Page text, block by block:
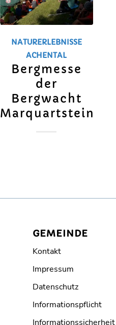
NATURERLEBNISSE
ACHENTAL
Bergmesse
der
Bergwacht
Marquartstein
GEMEINDE
Kontakt
Impressum
Datenschutz
Informationspflicht
Informationssicherheit